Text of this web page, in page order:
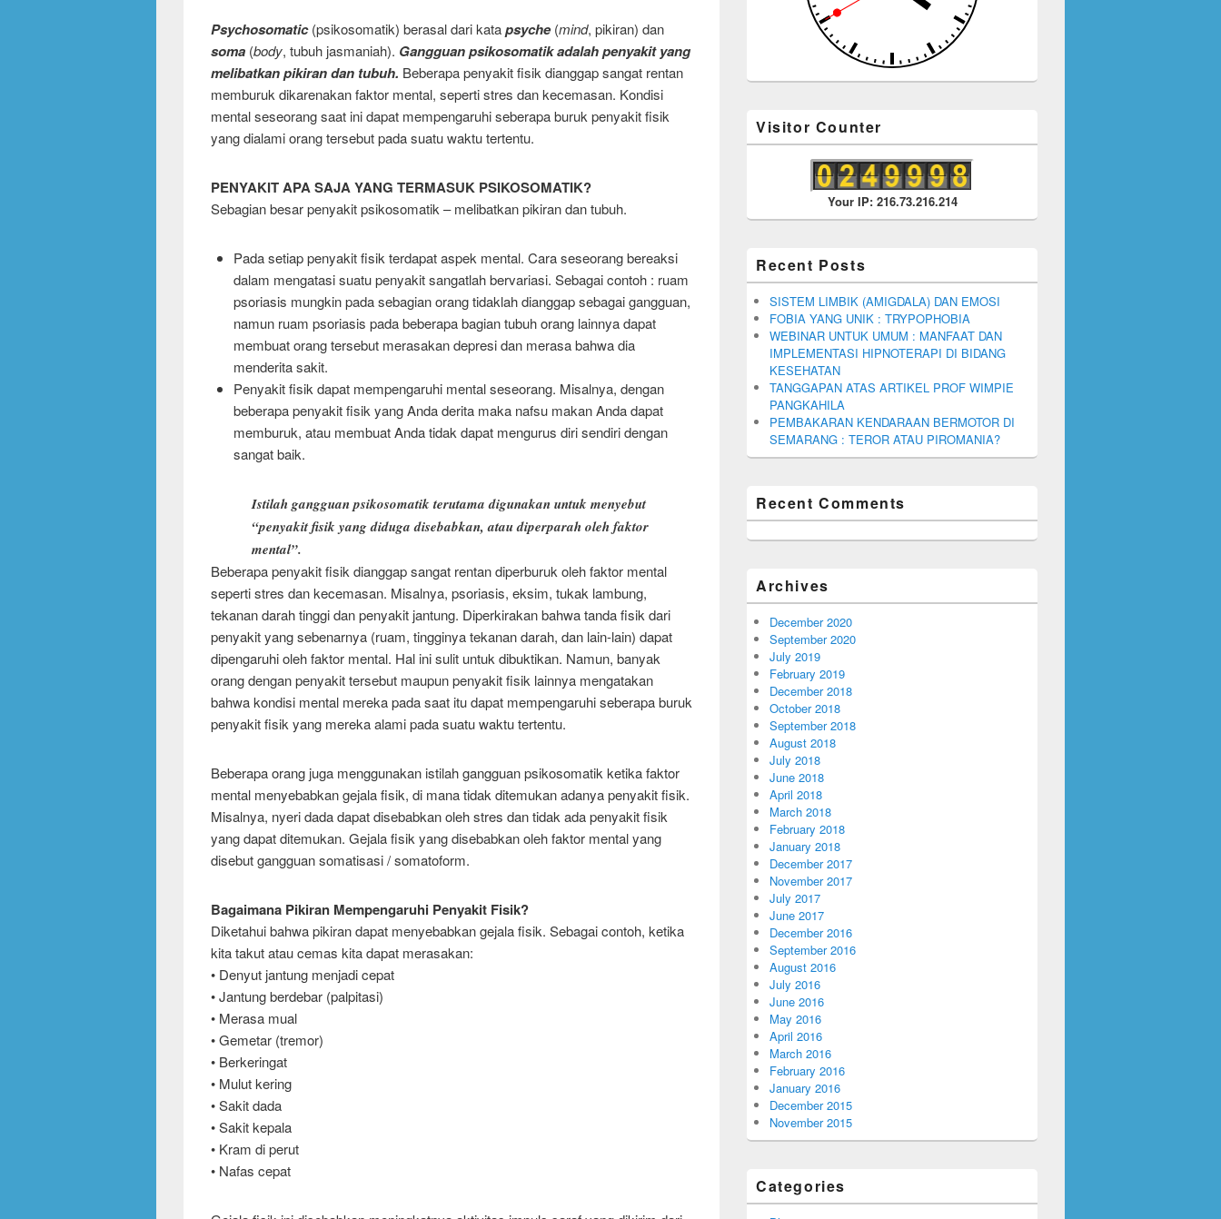
Psychosomatic(psikosomatik) berasal dari katapsyche(mind, pikiran) dan
soma (body, tubuh jasmaniah). Gangguan psikosomatik adalah penyakit yang
melibatkan pikiran dan tubuh. Beberapa penyakit fisik dianggap sangat rentan
memburuk dikarenakan faktor mental, seperti stres dan kecemasan. Kondisi
mental seseorang saat ini dapat mempengaruhi seberapa buruk penyakit fisik
yang dialami orang tersebut pada suatu waktu tertentu.
PENYAKIT APA SAJA YANG TERMASUK PSIKOSOMATIK?
Sebagian besar penyakit psikosomatik – melibatkan pikiran dan tubuh.
Pada setiap penyakit fisik terdapat aspek mental. Cara seseorang bereaksi
dalam mengatasi suatu penyakit sangatlah bervariasi. Sebagai contoh : ruam
psoriasis mungkin pada sebagian orang tidaklah dianggap sebagai gangguan,
namun ruam psoriasis pada beberapa bagian tubuh orang lainnya dapat
membuat orang tersebut merasakan depresi dan merasa bahwa dia
menderita sakit.
Penyakit fisik dapat mempengaruhi mental seseorang. Misalnya, dengan
beberapa penyakit fisik yang Anda derita maka nafsu makan Anda dapat
memburuk, atau membuat Anda tidak dapat mengurus diri sendiri dengan
sangat baik.
Istilah gangguan psikosomatik terutama digunakan untuk menyebut
“penyakit fisik yang diduga disebabkan, atau diperparah oleh faktor
mental”.
Beberapa penyakit fisik dianggap sangat rentan diperburuk oleh faktor mental
seperti stres dan kecemasan. Misalnya, psoriasis, eksim, tukak lambung,
tekanan darah tinggi dan penyakit jantung. Diperkirakan bahwa tanda fisik dari
penyakit yang sebenarnya (ruam, tingginya tekanan darah, dan lain-lain) dapat
dipengaruhi oleh faktor mental. Hal ini sulit untuk dibuktikan. Namun, banyak
orang dengan penyakit tersebut maupun penyakit fisik lainnya mengatakan
bahwa kondisi mental mereka pada saat itu dapat mempengaruhi seberapa buruk
penyakit fisik yang mereka alami pada suatu waktu tertentu.
Beberapa orang juga menggunakan istilah gangguan psikosomatik ketika faktor
mental menyebabkan gejala fisik, di mana tidak ditemukan adanya penyakit fisik.
Misalnya, nyeri dada dapat disebabkan oleh stres dan tidak ada penyakit fisik
yang dapat ditemukan. Gejala fisik yang disebabkan oleh faktor mental yang
disebut gangguan somatisasi / somatoform.
Bagaimana Pikiran Mempengaruhi Penyakit Fisik?
Diketahui bahwa pikiran dapat menyebabkan gejala fisik. Sebagai contoh, ketika
kita takut atau cemas kita dapat merasakan:
• Denyut jantung menjadi cepat
• Jantung berdebar (palpitasi)
• Merasa mual
• Gemetar (tremor)
• Berkeringat
• Mulut kering
• Sakit dada
• Sakit kepala
• Kram di perut
• Nafas cepat
Visitor Counter
Your IP: 216.73.216.214
Recent Posts
SISTEM LIMBIK (AMIGDALA) DAN EMOSI
FOBIA YANG UNIK : TRYPOPHOBIA
WEBINAR UNTUK UMUM : MANFAAT DAN
IMPLEMENTASI HIPNOTERAPI DI BIDANG
KESEHATAN
TANGGAPAN ATAS ARTIKEL PROF WIMPIE
PANGKAHILA
PEMBAKARAN KENDARAAN BERMOTOR DI
SEMARANG : TEROR ATAU PIROMANIA?
Recent Comments
Archives
December 2020
September 2020
July 2019
February 2019
December 2018
October 2018
September 2018
August 2018
July 2018
June 2018
April 2018
March 2018
February 2018
January 2018
December 2017
November 2017
July 2017
June 2017
December 2016
September 2016
August 2016
July 2016
June 2016
May 2016
April 2016
March 2016
February 2016
January 2016
December 2015
November 2015
Categories